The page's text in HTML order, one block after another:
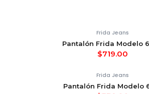
Frida Jeans
Pantalón Frida Modelo
$719.00
Frida Jeans
Pantalón Frida Modelo